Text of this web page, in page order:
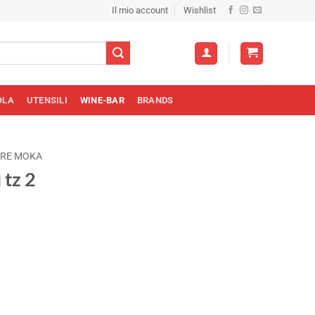
Il mio account Wishlist
UTENSILI WINE-BAR BRANDS
MOKA
2